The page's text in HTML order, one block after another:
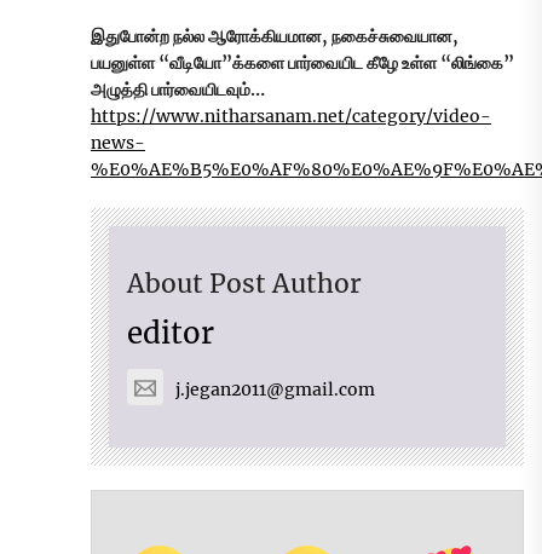
இதுபோன்ற நல்ல ஆரோக்கியமான, நகைச்சுவையான,
பயனுள்ள “வீடியோ”க்களை பார்வையிட கீழே உள்ள “லிங்கை”
அழுத்தி பார்வையிடவும்…
https://www.nitharsanam.net/category/video-
news-
About Post Author
editor
j.jegan2011@gmail.com